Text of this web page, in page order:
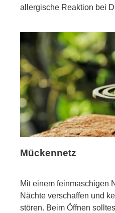
allergische Reaktion bei
Mückennetz
Mit einem feinmaschigen
Nächte verschaffen und
stören. Beim Öffnen